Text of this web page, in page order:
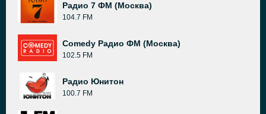
Радио 7 ФМ (Москва)
104.7 FM
Comedy Радио ФМ (Москва)
102.5 FM
Радио Юнитон
100.7 FM